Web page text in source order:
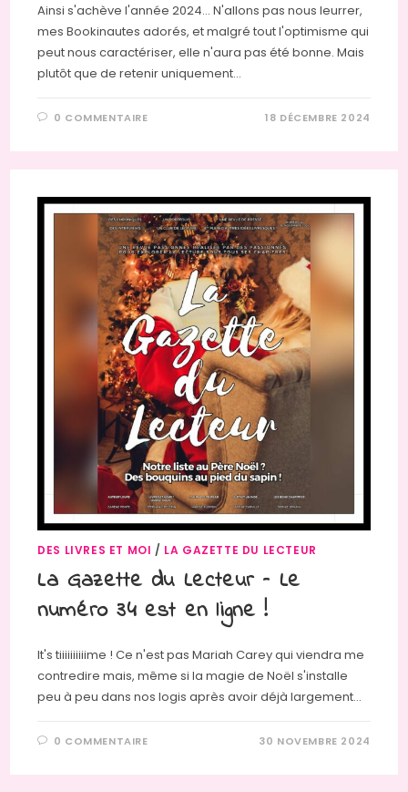
Ainsi s'achève l'année 2024… N'allons pas nous leurrer,
mes Bookinautes adorés, et malgré tout l'optimisme qui
peut nous caractériser, elle n'aura pas été bonne. Mais
plutôt que de retenir uniquement…
0 COMMENTAIRE 18 DÉCEMBRE 2024
DES LIVRES ET MOI / LA GAZETTE DU LECTEUR
La Gazette du Lecteur – Le
numéro 34 est en ligne !
It's tiiiiiiiiiime ! Ce n'est pas Mariah Carey qui viendra me
contredire mais, même si la magie de Noël s'installe
peu à peu dans nos logis après avoir déjà largement…
0 COMMENTAIRE 30 NOVEMBRE 2024